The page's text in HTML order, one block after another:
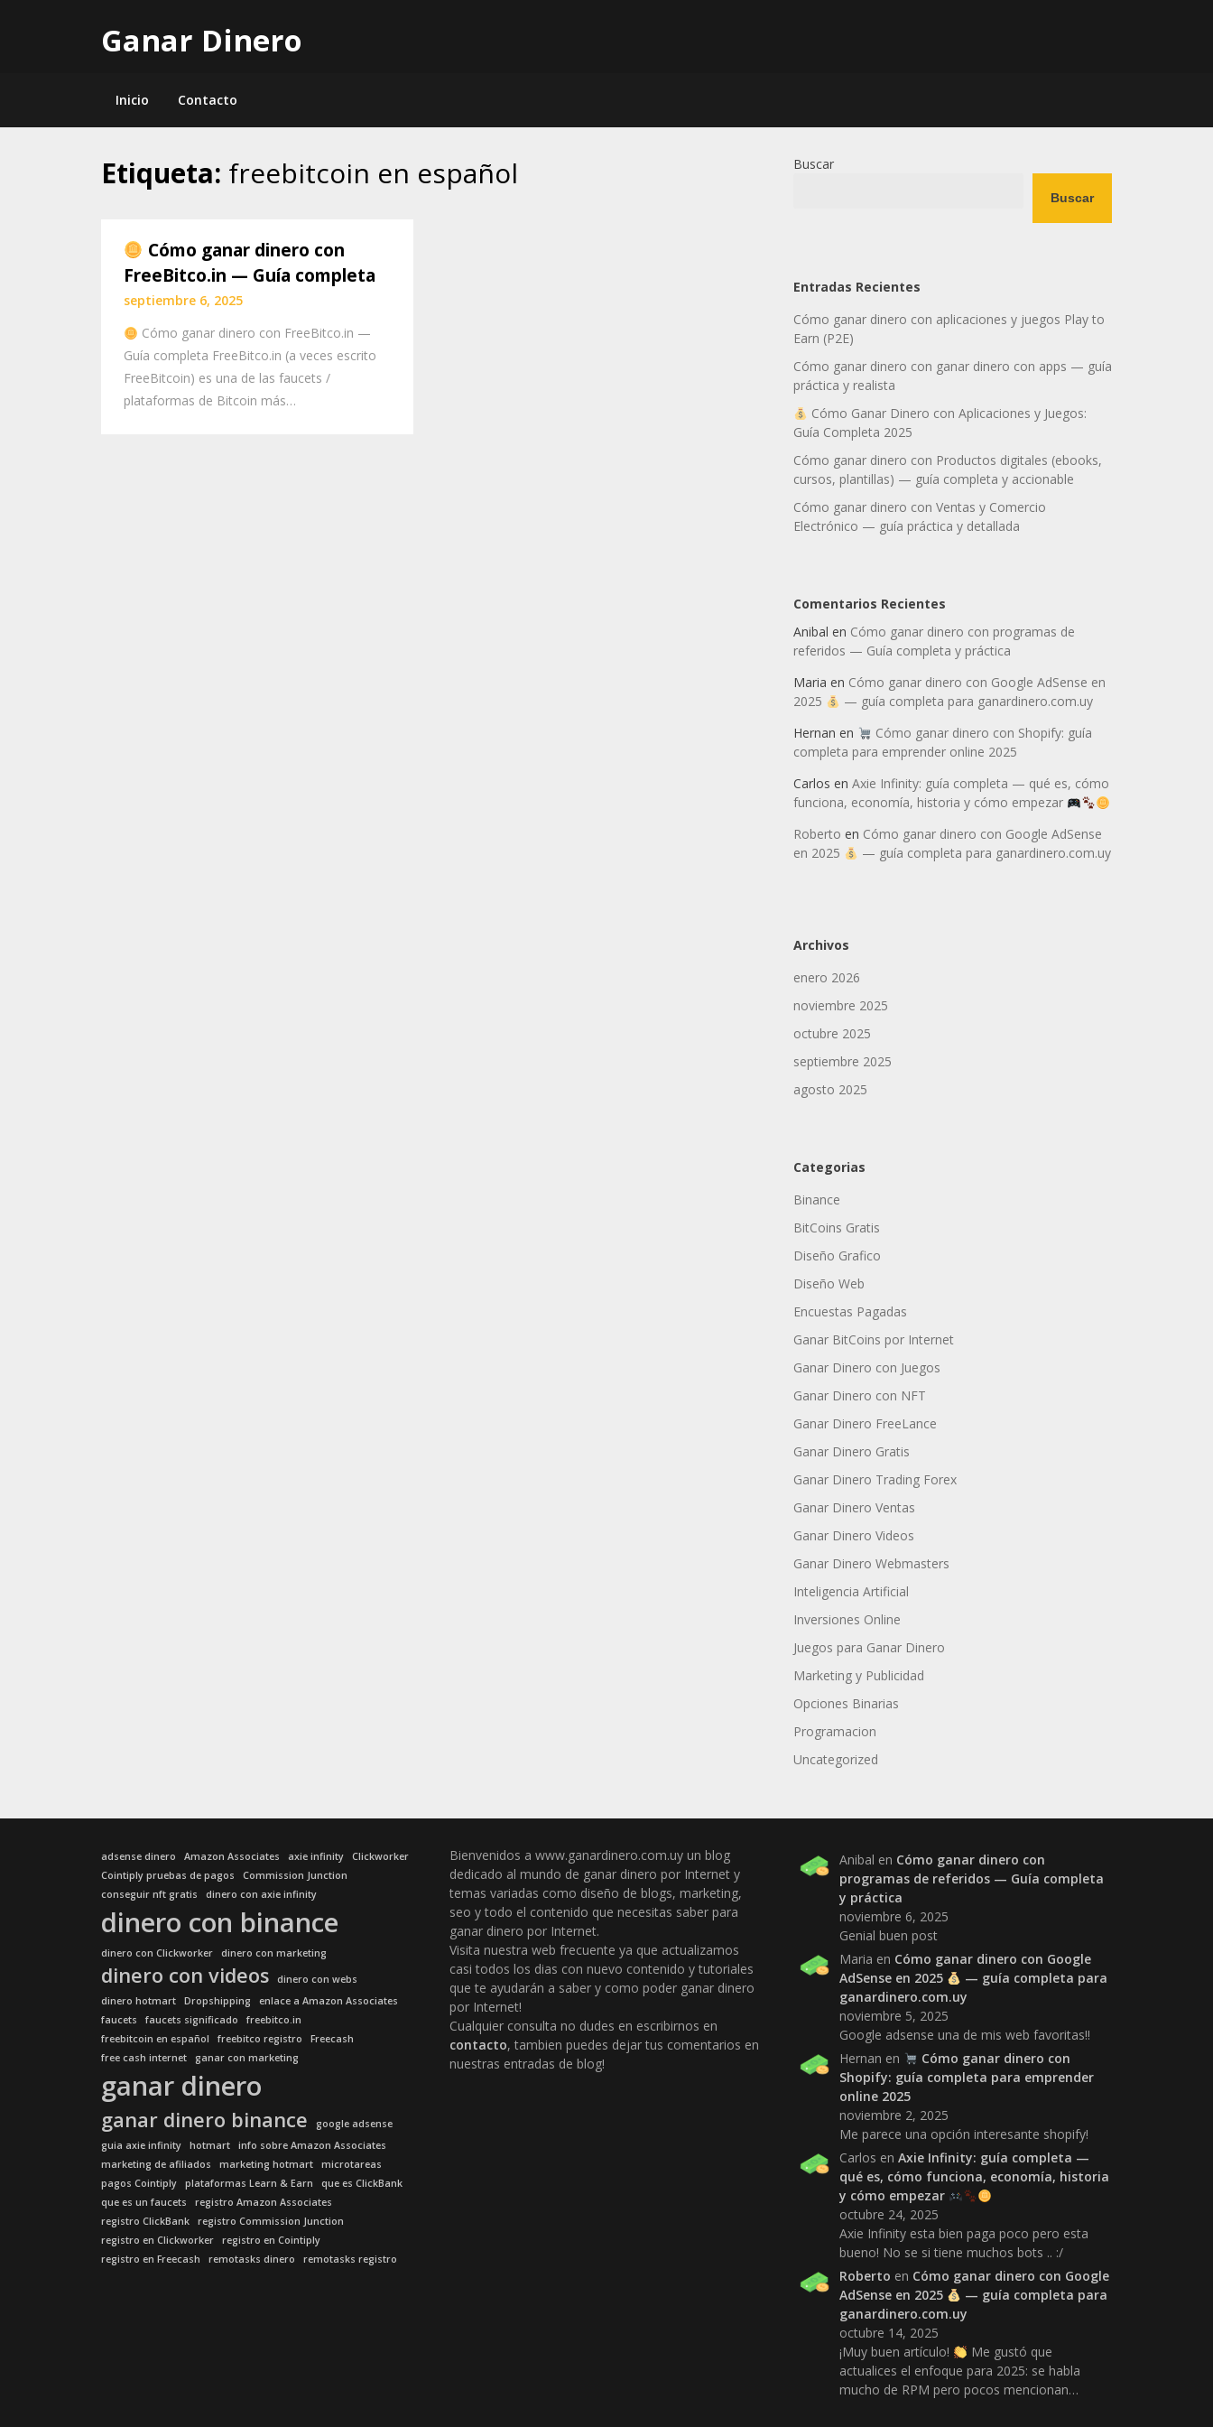
Ganar Dinero
Inicio Contacto
Etiqueta: freebitcoin en español
Cómo ganar dinero con
FreeBitco.in — Guía completa
septiembre 6, 2025
Cómo ganar dinero con FreeBitco.in —
Guía completa FreeBitco.in (a veces escrito
FreeBitcoin) es una de las faucets /
plataformas de Bitcoin más…
Buscar
Buscar
Entradas Recientes
Cómo ganar dinero con aplicaciones y juegos Play to
Earn (P2E)
Cómo ganar dinero con ganar dinero con apps — guía
práctica y realista
Cómo Ganar Dinero con Aplicaciones y Juegos:
Guía Completa 2025
Cómo ganar dinero con Productos digitales (ebooks,
cursos, plantillas) — guía completa y accionable
Cómo ganar dinero con Ventas y Comercio
Electrónico — guía práctica y detallada
Comentarios Recientes
Anibal en Cómo ganar dinero con programas de
referidos — Guía completa y práctica
Maria en Cómo ganar dinero con Google AdSense en
2025
— guía completa para ganardinero.com.uy
Hernan en
Cómo ganar dinero con Shopify: guía
completa para emprender online 2025
Carlos en Axie Infinity: guía completa — qué es, cómo
funciona, economía, historia y cómo empezar
Roberto en Cómo ganar dinero con Google AdSense
en 2025
— guía completa para ganardinero.com.uy
Archivos
enero 2026
noviembre 2025
octubre 2025
septiembre 2025
agosto 2025
Categorias
Binance
BitCoins Gratis
Diseño Grafico
Diseño Web
Encuestas Pagadas
Ganar BitCoins por Internet
Ganar Dinero con Juegos
Ganar Dinero con NFT
Ganar Dinero FreeLance
Ganar Dinero Gratis
Ganar Dinero Trading Forex
Ganar Dinero Ventas
Ganar Dinero Videos
Ganar Dinero Webmasters
Inteligencia Artificial
Inversiones Online
Juegos para Ganar Dinero
Marketing y Publicidad
Opciones Binarias
Programacion
Uncategorized
adsense dinero Amazon Associates axie infinity
Clickworker
Cointiply pruebas de pagos
Commission Junction
conseguir nft gratis
dinero con axie infinity
dinero con binance
dinero con Clickworker dinero con marketing
dinero con videos
dinero con webs
dinero hotmart
Dropshipping
enlace a Amazon Associates
faucets
faucets significado
freebitco.in
freebitcoin en español
freebitco registro
Freecash
free cash internet
ganar con marketing
ganar dinero
ganar dinero binance
google adsense
guia axie infinity
hotmart
info sobre Amazon Associates
marketing de afiliados
marketing hotmart
microtareas
pagos Cointiply
plataformas Learn & Earn
que es ClickBank
que es un faucets
registro Amazon Associates
registro ClickBank
registro Commission Junction
registro en Clickworker
registro en Cointiply
registro en Freecash
remotasks dinero remotasks registro
Bienvenidos a www.ganardinero.com.uy un blog
dedicado al mundo de ganar dinero por Internet y
temas variadas como diseño de blogs, marketing,
seo y todo el contenido que necesitas saber para
ganar dinero por Internet.
Visita nuestra web frecuente ya que actualizamos
casi todos los dias con nuevo contenido y tutoriales
que te ayudarán a saber y como poder ganar dinero
por Internet!
Cualquier consulta no dudes en escribirnos en
contacto, tambien puedes dejar tus comentarios en
nuestras entradas de blog!
Anibal en Cómo ganar dinero con
programas de referidos — Guía completa
y práctica
noviembre 6, 2025
Genial buen post
Maria en Cómo ganar dinero con Google
AdSense en 2025
— guía completa para
ganardinero.com.uy
noviembre 5, 2025
Google adsense una de mis web favoritas!!
Hernan en
Cómo ganar dinero con
Shopify: guía completa para emprender
online 2025
noviembre 2, 2025
Me parece una opción interesante shopify!
Carlos enAxie Infinity: guía completa —
qué es, cómo funciona, economía, historia
y cómo empezar
octubre 24, 2025
Axie Infinity esta bien paga poco pero esta
bueno! No se si tiene muchos bots .. :/
Roberto en Cómo ganar dinero con Google
AdSense en 2025
— guía completa para
ganardinero.com.uy
octubre 14, 2025
¡Muy buen artículo!
Me gustó que
actualices el enfoque para 2025: se habla
mucho de RPM pero pocos mencionan…